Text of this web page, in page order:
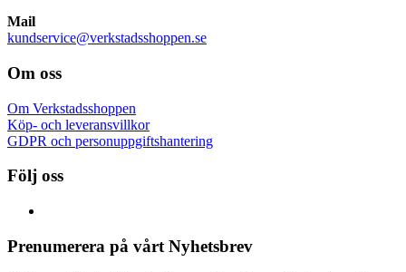
Mail
kundservice@verkstadsshoppen.se
Om oss
Om Verkstadsshoppen
Köp- och leveransvillkor
GDPR och personuppgiftshantering
Följ oss
Prenumerera på vårt Nyhetsbrev